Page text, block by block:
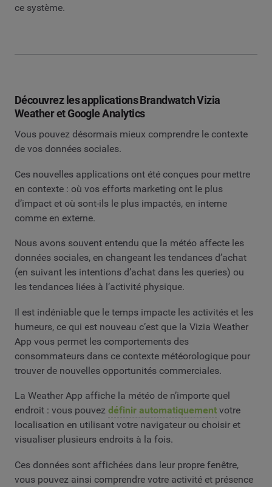
ce système.
Découvrez les applications Brandwatch Vizia
Weather et Google Analytics
Vous pouvez désormais mieux comprendre le contexte
de vos données sociales.
Ces nouvelles applications ont été conçues pour mettre
en contexte : où vos efforts marketing ont le plus
d’impact et où sont-ils le plus impactés, en interne
comme en externe.
Nous avons souvent entendu que la météo affecte les
données sociales, en changeant les tendances d’achat
(en suivant les intentions d’achat dans les queries) ou
les tendances liées à l’activité physique.
Il est indéniable que le temps impacte les activités et les
humeurs, ce qui est nouveau c’est que la Vizia Weather
App vous permet les comportements des
consommateurs dans ce contexte météorologique pour
trouver de nouvelles opportunités commerciales.
La Weather App affiche la météo de n’importe quel
endroit : vous pouvez définir automatiquement votre
localisation en utilisant votre navigateur ou choisir et
visualiser plusieurs endroits à la fois.
Ces données sont affichées dans leur propre fenêtre,
vous pouvez ainsi comprendre votre activité et présence